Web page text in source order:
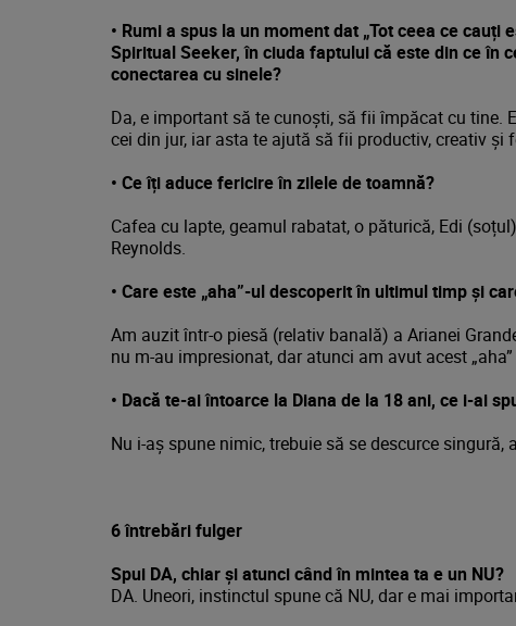
• Rumi a spus la un moment dat „Tot ceea ce
Spiritual Seeker, în ciuda faptului că este din ce în
conectarea cu sinele?
Da, e important să te cunoști, să fii împăcat cu
cei din jur, iar asta te ajută să fii productiv, creativ și
• Ce îți aduce fericire în zilele de toamnă?
Cafea cu lapte, geamul rabatat, o păturică, Edi
Reynolds.
• Care este „aha”-ul descoperit în ultimul timp și
Am auzit într-o piesă (relativ banală) a Arianei
nu m-au impresionat, dar atunci am avut acest
• Dacă te-ai întoarce la Diana de la 18 ani, ce i-ai
Nu i-aș spune nimic, trebuie să se descurce
6 întrebări fulger
Spui DA, chiar și atunci când în mintea ta e un NU?
DA. Uneori, instinctul spune că NU, dar e mai